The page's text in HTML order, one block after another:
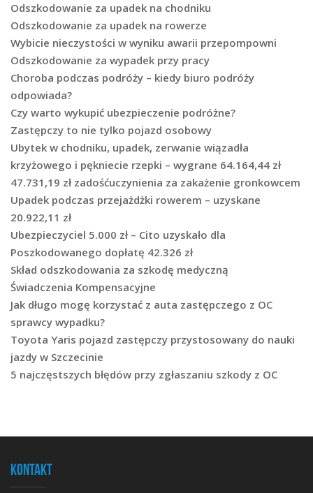
Odszkodowanie za upadek na chodniku
Odszkodowanie za upadek na rowerze
Wybicie nieczystości w wyniku awarii przepompowni
Odszkodowanie za wypadek przy pracy
Choroba podczas podróży – kiedy biuro podróży
odpowiada?
Czy warto wykupić ubezpieczenie podróżne?
Zastępczy to nie tylko pojazd osobowy
Ubytek w chodniku, upadek, zerwanie wiązadła
krzyżowego i pękniecie rzepki – wygrane 64.164,44 zł
47.731,19 zł zadośćuczynienia za zakażenie gronkowcem
Upadek podczas przejażdżki rowerem – uzyskane
20.922,11 zł
Ubezpieczyciel 5.000 zł – Cito uzyskało dla
Poszkodowanego dopłatę 42.326 zł
Skład odszkodowania za szkodę medyczną
Świadczenia Kompensacyjne
Jak długo mogę korzystać z auta zastępczego z OC
sprawcy wypadku?
Toyota Yaris pojazd zastępczy przystosowany do nauki
jazdy w Szczecinie
5 najczęstszych błędów przy zgłaszaniu szkody z OC
Kontakt